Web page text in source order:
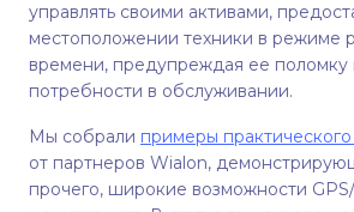
управлять своими активами,
местоположении техники в режиме
времени, предупреждая ее поломку
потребности в обслуживании.
Мы собрали примеры
от партнеров Wialon,
прочего, широкие возможности